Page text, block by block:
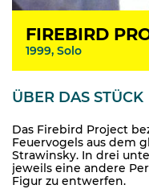
FIREBIRD
1999, Solo
ÜBER DAS STÜCK
Das Firebird Project
Feuervogels aus dem
Strawinsky. In drei
jeweils eine andere
Figur zu entwerfen.